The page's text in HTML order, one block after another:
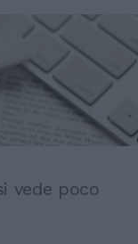
vede poco